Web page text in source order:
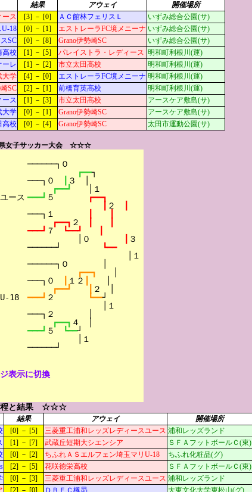
結果 アウェイ 開催場所
ース [3] － [0] ＡＣ館林フェリスＬ
いずみ総合公園(サ)
18 [0] － [1] エストレーラFC境メニーナ いずみ総合公園(サ)
SC [0] － [8] Grano伊勢崎SC いずみ総合公園(サ)
高校 [1] － [5] パレイストラ・レディース 明和町利根川(運)
ーレ [1] － [2] 市立太田高校
明和町利根川(運)
大学 [4] － [0] エストレーラFC境メニーナ 明和町利根川(運)
SC [2] － [1] 前橋育英高校 明和町利根川(運)
ース [1] － [3] 市立太田高校
アースケア敷島(サ)
大学 [0] － [1] Grano伊勢崎SC
アースケア敷島(サ)
高校 [0] － [4] Grano伊勢崎SC 太田市運動公園(サ)
女子サッカー大会 ☆☆☆
ース
18
──────┐０
┏━━┐
───┐０
３　│
┏━━┛ │１
━━━┛ ５
┏━━┓
┃ ２
───┐１
┃　　┃
┏━━┓ ２
┃　　┃
━━━┛ ７
┗━━┛　　┃
│０
３
──────┘
┗━━
│１
──────┐０　　　　│
┏━━┓
───┐０
１２ ┃
┏━━┛　　┃
２　│
━━━┛ ２ ┗━━┘
│１
───┐２　　　　│
┏━━┓ ４　│
━━━┛ ５ ┗━━┘
│１
──────┘
表示に切換
と結果 ☆☆☆
結果 アウェイ 開催場所
[0] － [5] 三菱重工浦和レッズレディースユース 浦和レッズランド
[1] － [7] 武蔵丘短期大シエンシア
ＳＦＡフットボールＣ(東)
[0] － [2] ちふれＡＳエルフェン埼玉マリU-18
ちふれ化粧品(グ)
[2] － [5] 花咲徳栄高校
ＳＦＡフットボールＣ(東)
[0] － [3] 三菱重工浦和レッズレディースユース 浦和レッズランド
[2] － [0] ＤＢＦＣ楓昴 大東文化大学東松山(グ)